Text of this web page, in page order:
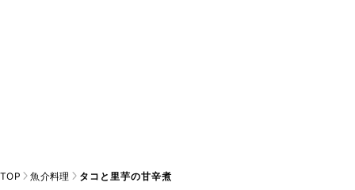
TOP 魚介料理 タコと里芋の甘辛煮